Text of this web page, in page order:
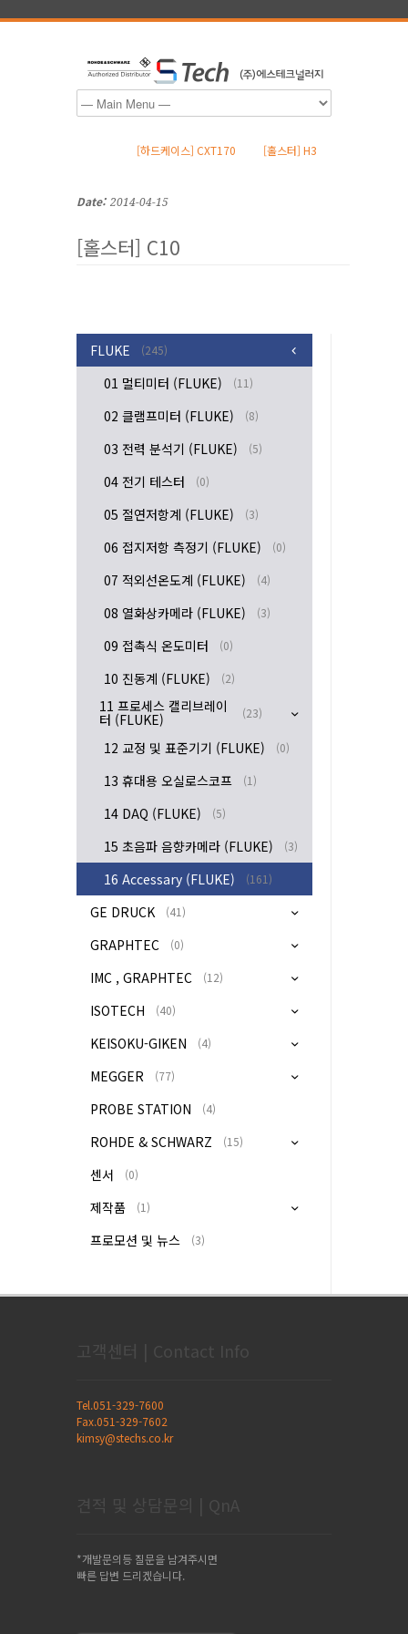
[하드케이스] CXT170 [홀스터] H3
Date: 2014-04-15
[홀스터] C10
FLUKE (245)
01 멀티미터 (FLUKE) (11)
02 클램프미터 (FLUKE) (8)
03 전력 분석기 (FLUKE) (5)
04 전기 테스터 (0)
05 절연저항계 (FLUKE) (3)
06 접지저항 측정기 (FLUKE) (0)
07 적외선온도계 (FLUKE) (4)
08 열화상카메라 (FLUKE) (3)
09 접촉식 온도미터 (0)
10 진동계 (FLUKE) (2)
11 프로세스 캘리브레이
터 (FLUKE) (23)
12 교정 및 표준기기 (FLUKE) (0)
13 휴대용 오실로스코프 (1)
14 DAQ (FLUKE) (5)
15 초음파 음향카메라 (FLUKE) (3)
16 Accessary (FLUKE) (161)
GE DRUCK (41)
GRAPHTEC (0)
IMC , GRAPHTEC (12)
ISOTECH (40)
KEISOKU-GIKEN (4)
MEGGER (77)
PROBE STATION (4)
ROHDE & SCHWARZ (15)
센서 (0)
제작품 (1)
프로모션 및 뉴스 (3)
고객센터 | Contact Info
Tel.051-329-7600
Fax.051-329-7602
kimsy@stechs.co.kr
견적 및 상담문의 | QnA
*개발문의등 질문을 남겨주시면
빠른 답변 드리겠습니다.